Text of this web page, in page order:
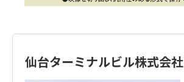
仙台ターミナルビル株式会社